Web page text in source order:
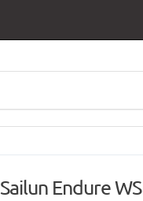
Sailun Endure